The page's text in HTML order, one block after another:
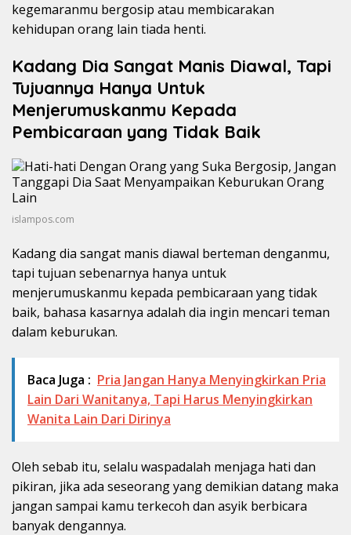
kegemaranmu bergosip atau membicarakan
kehidupan orang lain tiada henti.
Kadang Dia Sangat Manis Diawal, Tapi
Tujuannya Hanya Untuk
Menjerumuskanmu Kepada
Pembicaraan yang Tidak Baik
islampos.com
Kadang dia sangat manis diawal berteman denganmu,
tapi tujuan sebenarnya hanya untuk
menjerumuskanmu kepada pembicaraan yang tidak
baik, bahasa kasarnya adalah dia ingin mencari teman
dalam keburukan.
Baca Juga : Pria Jangan Hanya Menyingkirkan Pria
Lain Dari Wanitanya, Tapi Harus Menyingkirkan
Wanita Lain Dari Dirinya
Oleh sebab itu, selalu waspadalah menjaga hati dan
pikiran, jika ada seseorang yang demikian datang maka
jangan sampai kamu terkecoh dan asyik berbicara
banyak dengannya.